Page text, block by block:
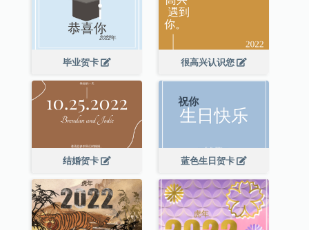
毕业贺卡 很高兴认识您
结婚贺卡 蓝色生日贺卡